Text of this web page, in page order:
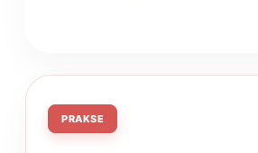
PRAKSE